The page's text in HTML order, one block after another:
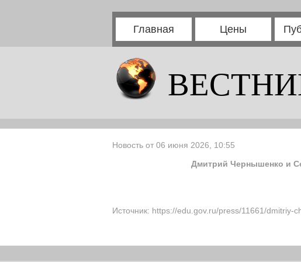
Главная Цены
Новость от 06 июня 2026, 10:55
Дмитрий Чернышенко и
Источник: https://edu.gov.ru/press/11661/